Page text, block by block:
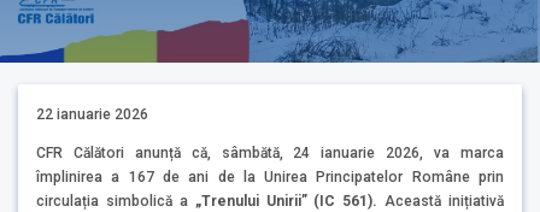
22 ianuarie 2026
CFR Călători anunță că, sâmbătă, 24 ianuarie 2026, va marca
împlinirea a 167 de ani de la Unirea Principatelor Române prin
circulația simbolică a „Trenului Unirii” (IC 561). Această inițiativă